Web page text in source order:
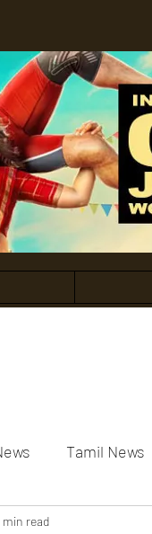
Tamil News
Events Gallery
min read